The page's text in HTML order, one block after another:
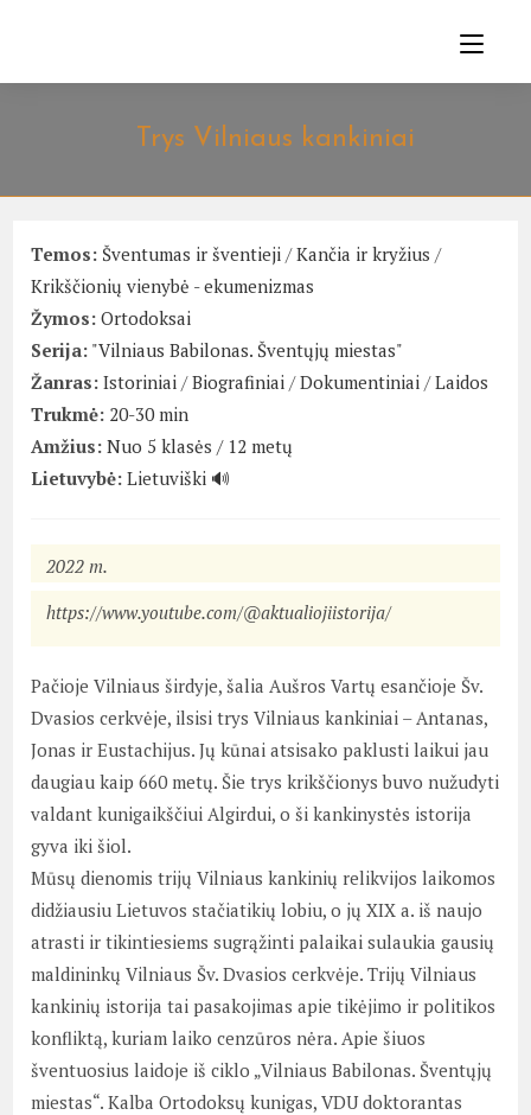
Trys Vilniaus kankiniai
Temos: Šventumas ir šventieji /Kančia ir kryžius /
Krikščionių vienybė - ekumenizmas
Žymos: Ortodoksai
Serija: "Vilniaus Babilonas. Šventųjų miestas"
Žanras: Istoriniai /Biografiniai /Dokumentiniai /Laidos
Trukmė: 20-30 min
Amžius: Nuo 5 klasės / 12 metų
Lietuvybė: Lietuviški 🔊
2022 m.
https://www.youtube.com/@aktualiojiistorija/
Pačioje Vilniaus širdyje, šalia Aušros Vartų esančioje Šv.
Dvasios cerkvėje, ilsisi trys Vilniaus kankiniai – Antanas,
Jonas ir Eustachijus. Jų kūnai atsisako paklusti laikui jau
daugiau kaip 660 metų. Šie trys krikščionys buvo nužudyti
valdant kunigaikščiui Algirdui, o ši kankinystės istorija
gyva iki šiol.
Mūsų dienomis trijų Vilniaus kankinių relikvijos laikomos
didžiausiu Lietuvos stačiatikių lobiu, o jų XIX a. iš naujo
atrasti ir tikintiesiems sugrąžinti palaikai sulaukia gausių
maldininkų Vilniaus Šv. Dvasios cerkvėje. Trijų Vilniaus
kankinių istorija tai pasakojimas apie tikėjimo ir politikos
konfliktą, kuriam laiko cenzūros nėra. Apie šiuos
šventuosius laidoje iš ciklo „Vilniaus Babilonas. Šventųjų
miestas“. Kalba Ortodoksų kunigas, VDU doktorantas